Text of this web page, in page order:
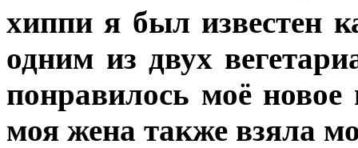
хиппи я был известен
одним из двух
понравилось моё
моя жена также взяла